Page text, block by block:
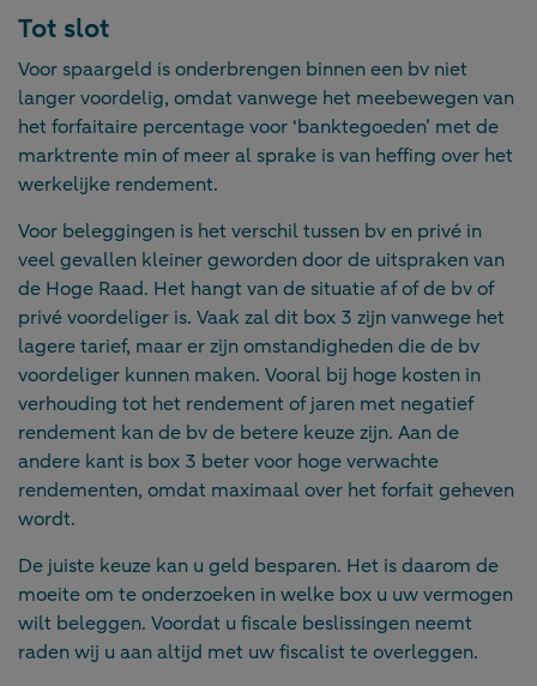
Tot slot
Voor spaargeld is onderbrengen binnen een bv niet
langer voordelig, omdat vanwege het meebewegen van
het forfaitaire percentage voor ‘banktegoeden’ met de
marktrente min of meer al sprake is van heffing over het
werkelijke rendement.
Voor beleggingen is het verschil tussen bv en privé in
veel gevallen kleiner geworden door de uitspraken van
de Hoge Raad. Het hangt van de situatie af of de bv of
privé voordeliger is. Vaak zal dit box 3 zijn vanwege het
lagere tarief, maar er zijn omstandigheden die de bv
voordeliger kunnen maken. Vooral bij hoge kosten in
verhouding tot het rendement of jaren met negatief
rendement kan de bv de betere keuze zijn. Aan de
andere kant is box 3 beter voor hoge verwachte
rendementen, omdat maximaal over het forfait geheven
wordt.
De juiste keuze kan u geld besparen. Het is daarom de
moeite om te onderzoeken in welke box u uw vermogen
wilt beleggen. Voordat u fiscale beslissingen neemt
raden wij u aan altijd met uw fiscalist te overleggen.